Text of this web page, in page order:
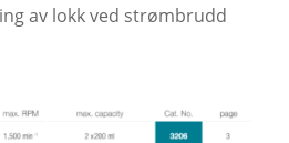
av lokk ved strømbrudd